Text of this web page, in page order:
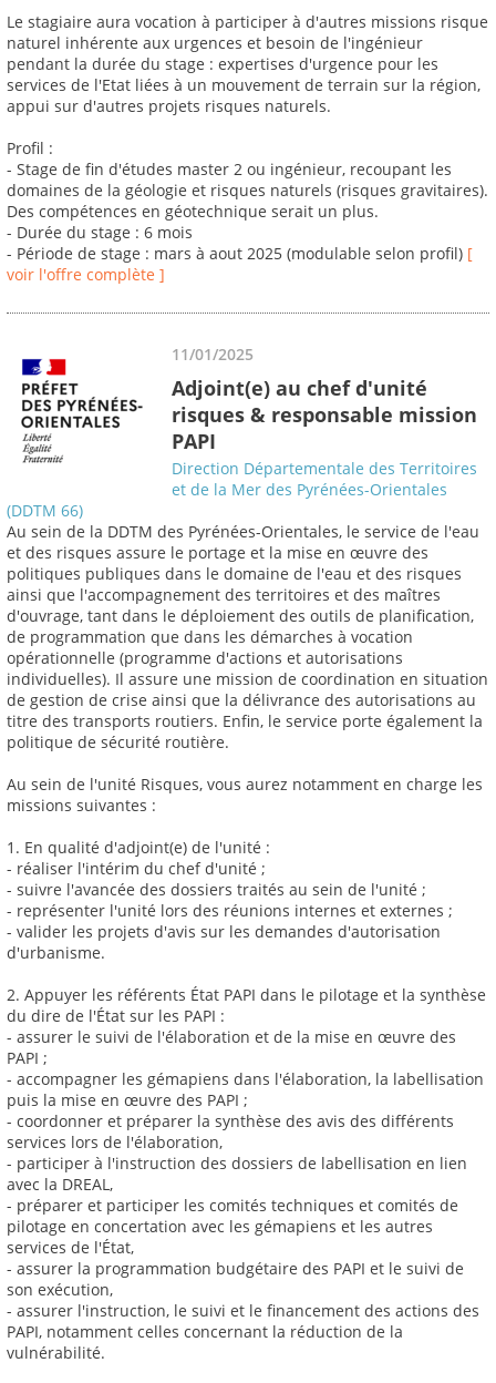
Le stagiaire aura vocation à participer à d'autres missions risque
naturel inhérente aux urgences et besoin de l'ingénieur
pendant la durée du stage : expertises d'urgence pour les
services de l'Etat liées à un mouvement de terrain sur la région,
appui sur d'autres projets risques naturels.
Profil :
- Stage de fin d'études master 2 ou ingénieur, recoupant les
domaines de la géologie et risques naturels (risques gravitaires).
Des compétences en géotechnique serait un plus.
- Durée du stage : 6 mois
- Période de stage : mars à aout 2025 (modulable selon profil) [
voir l'offre complète ]
11/01/2025
Adjoint(e) au chef d'unité
risques & responsable mission
PAPI
Direction Départementale des Territoires
et de la Mer des Pyrénées-Orientales
(DDTM 66)
Au sein de la DDTM des Pyrénées-Orientales, le service de l'eau
et des risques assure le portage et la mise en œuvre des
politiques publiques dans le domaine de l'eau et des risques
ainsi que l'accompagnement des territoires et des maîtres
d'ouvrage, tant dans le déploiement des outils de planification,
de programmation que dans les démarches à vocation
opérationnelle (programme d'actions et autorisations
individuelles). Il assure une mission de coordination en situation
de gestion de crise ainsi que la délivrance des autorisations au
titre des transports routiers. Enfin, le service porte également la
politique de sécurité routière.
Au sein de l'unité Risques, vous aurez notamment en charge les
missions suivantes :
1. En qualité d'adjoint(e) de l'unité :
- réaliser l'intérim du chef d'unité ;
- suivre l'avancée des dossiers traités au sein de l'unité ;
- représenter l'unité lors des réunions internes et externes ;
- valider les projets d'avis sur les demandes d'autorisation
d'urbanisme.
2. Appuyer les référents État PAPI dans le pilotage et la synthèse
du dire de l'État sur les PAPI :
- assurer le suivi de l'élaboration et de la mise en œuvre des
PAPI ;
- accompagner les gémapiens dans l'élaboration, la labellisation
puis la mise en œuvre des PAPI ;
- coordonner et préparer la synthèse des avis des différents
services lors de l'élaboration,
- participer à l'instruction des dossiers de labellisation en lien
avec la DREAL,
- préparer et participer les comités techniques et comités de
pilotage en concertation avec les gémapiens et les autres
services de l'État,
- assurer la programmation budgétaire des PAPI et le suivi de
son exécution,
- assurer l'instruction, le suivi et le financement des actions des
PAPI, notamment celles concernant la réduction de la
vulnérabilité.